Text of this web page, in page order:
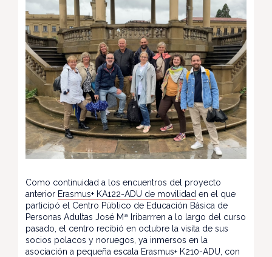
Como continuidad a los encuentros del proyecto
anterior Erasmus+ KA122-ADU de movilidad en el que
participó el Centro Público de Educación Básica de
Personas Adultas José Mª Iribarrren a lo largo del curso
pasado, el centro recibió en octubre la visita de sus
socios polacos y noruegos, ya inmersos en la
asociación a pequeña escala Erasmus+ K210-ADU, con